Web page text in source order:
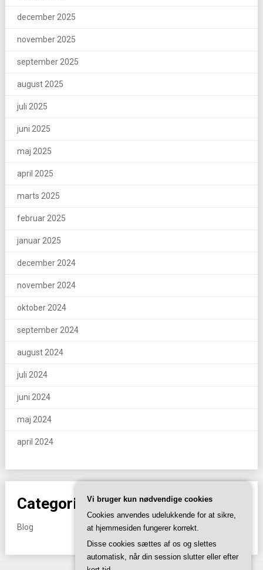
december 2025
november 2025
september 2025
august 2025
juli 2025
juni 2025
maj 2025
april 2025
marts 2025
februar 2025
januar 2025
december 2024
november 2024
oktober 2024
september 2024
august 2024
juli 2024
juni 2024
maj 2024
april 2024
Categories
Blog
Vi bruger kun nødvendige cookies
Cookies anvendes udelukkende for at sikre,
at hjemmesiden fungerer korrekt.
Disse cookies sættes af os og slettes
automatisk, når din session slutter eller efter